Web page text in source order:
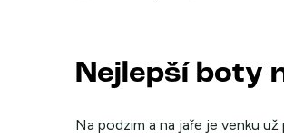
Nejlepší boty
Na podzim a na jaře je venku